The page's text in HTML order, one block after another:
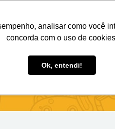
analisar como você
concorda com o uso de
Ok, entendi!
Brindes Ecológicos